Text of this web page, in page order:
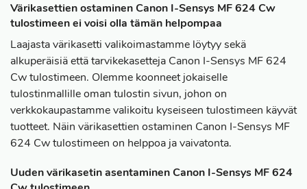
Värikasettien ostaminen Canon I-Sensys MF 624 Cw
tulostimeen ei voisi olla tämän helpompaa
Laajasta värikasetti valikoimastamme löytyy sekä
alkuperäisiä että tarvikekasetteja Canon I-Sensys MF 624
Cw tulostimeen. Olemme koonneet jokaiselle
tulostinmallille oman tulostin sivun, johon on
verkkokaupastamme valikoitu kyseiseen tulostimeen käyvät
tuotteet. Näin värikasettien ostaminen Canon I-Sensys MF
624 Cw tulostimeen on helppoa ja vaivatonta.
Uuden värikasetin asentaminen Canon I-Sensys MF 624